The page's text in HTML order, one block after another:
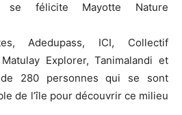
se félicite Mayotte Nature
Adedupass, ICI, Collectif
Explorer, Tanimalandi et
280 personnes qui se sont
de l’île pour découvrir ce milieu